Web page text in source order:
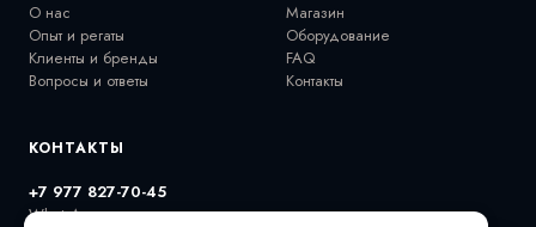
О нас
Опыт и регаты
Клиенты и бренды
Вопросы и ответы
Магазин
Оборудование
FAQ
Контакты
КОНТАКТЫ
+7 977 827-70-45
WhatsApp